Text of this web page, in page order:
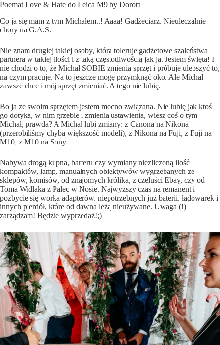
Poemat Love & Hate do Leica M9 by Dorota
Co ja się mam z tym Michałem..! Aaaa! Gadżeciarz. Nieuleczalnie
chory na G.A.S.
Nie znam drugiej takiej osoby, która toleruje gadżetowe szaleństwa
partnera w takiej ilości i z taką częstotliwością jak ja. Jestem święta! I
nie chodzi o to, że Michał SOBIE zmienia sprzęt i próbuje ulepszyć to,
na czym pracuje. Na to jeszcze mogę przymknąć oko. Ale Michał
zawsze chce i mój sprzęt zmieniać. A tego nie lubię.
Bo ja ze swoim sprzętem jestem mocno związana. Nie lubię jak ktoś
go dotyka, w nim grzebie i zmienia ustawienia, wiesz coś o tym
Michał, prawda? A Michał lubi zmiany: z Canona na Nikona
(przerobiliśmy chyba większość modeli), z Nikona na Fuji, z Fuji na
M10, z M10 na Sony.
Nabywa drogą kupna, barteru czy wymiany niezliczoną ilość
kompaktów, lamp, manualnych obiektywów wygrzebanych ze
sklepów, komisów, od znajomych królika, z czeluści Ebay, czy od
Toma Widlaka z Palec w Nosie. Najwyższy czas na remanent i
pozbycie się worka adapterów, niepotrzebnych już baterii, ładowarek i
innych pierdół, które od dawna leżą nieużywane. Uwaga (!)
zarządzam! Będzie wyprzedaż!;)